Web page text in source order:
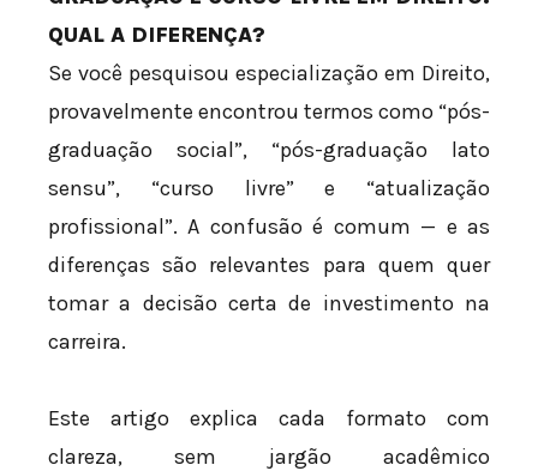
QUAL A DIFERENÇA?
Se você pesquisou especialização em Direito,
provavelmente encontrou termos como “pós-
graduação social”, “pós-graduação lato
sensu”, “curso livre” e “atualização
profissional”. A confusão é comum — e as
diferenças são relevantes para quem quer
tomar a decisão certa de investimento na
carreira.
Este artigo explica cada formato com
clareza, sem jargão acadêmico